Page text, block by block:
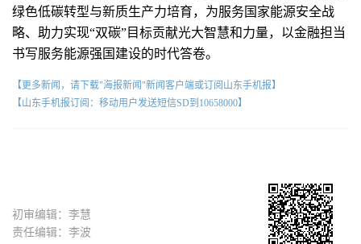
绿色低碳转型与新质生产力培育，为服务国家能源安全战
略、助力实现“双碳”目标贡献光大智慧和力量，以金融担当
书写服务能源强国建设的时代答卷。
【更多新闻，请下载"海报新闻"新闻客户端或订阅山东手机报】
【山东手机报订阅：移动用户发送短信SD到10658000】
初审编辑：李慧
责任编辑：李波